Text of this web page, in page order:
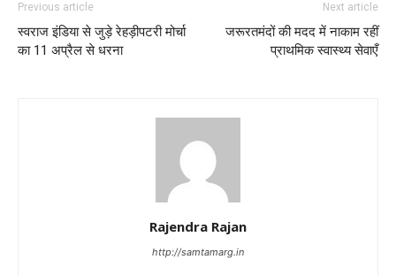
Previous article
स्वराज इंडिया से जुड़े रेहड़ीपटरी मोर्चा
का 11 अप्रैल से धरना
Next article
जरूरतमंदों की मदद में नाकाम रहीं
प्राथमिक स्वास्थ्य सेवाएँ
Rajendra Rajan
http://samtamarg.in